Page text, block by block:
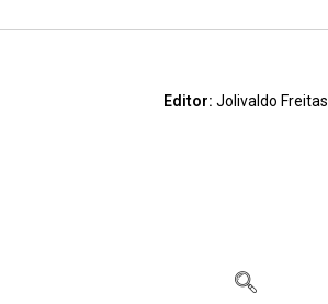
Editor: Jolivaldo Freitas